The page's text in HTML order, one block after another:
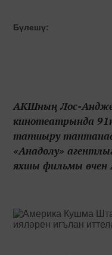
Бүлешү:
АКШның Лос-
кинотеатрында
тапшыру
«Анадолу»
яхшы фильмы өчен